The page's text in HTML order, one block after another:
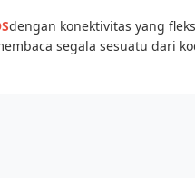
dengan konektivitas yang
segala sesuatu dari